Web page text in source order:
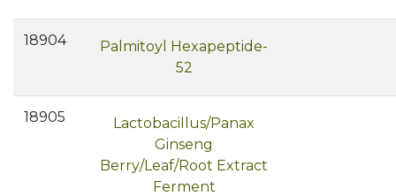
18904
Palmitoyl Hexapeptide-
52
18905
Lactobacillus/Panax
Ginseng
Berry/Leaf/Root Extract
Ferment